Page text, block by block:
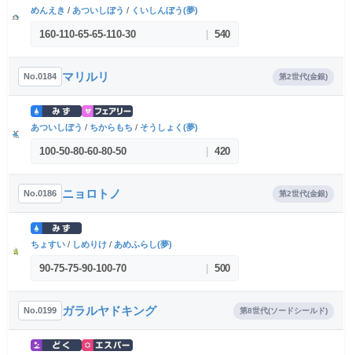
めんえき / あついしぼう / くいしんぼう(夢)
160-110-65-65-110-30 540
No.0184 マリルリ 第2世代(金銀)
あついしぼう / ちからもち / そうしょく(夢)
100-50-80-60-80-50 420
No.0186 ニョロトノ 第2世代(金銀)
ちょすい / しめりけ / あめふらし(夢)
90-75-75-90-100-70 500
No.0199 ガラルヤドキング 第8世代(ソードシールド)